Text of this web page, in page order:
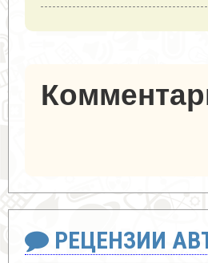
РЕЦЕНЗИИ